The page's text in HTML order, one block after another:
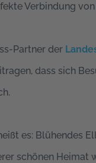
Verbindung
Partner der
dass sich
es: Blühendes
schönen